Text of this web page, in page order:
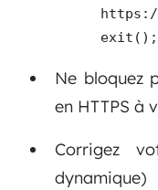
exit();
Ne bloquez
en HTTPS à
Corrigez
dynamique)